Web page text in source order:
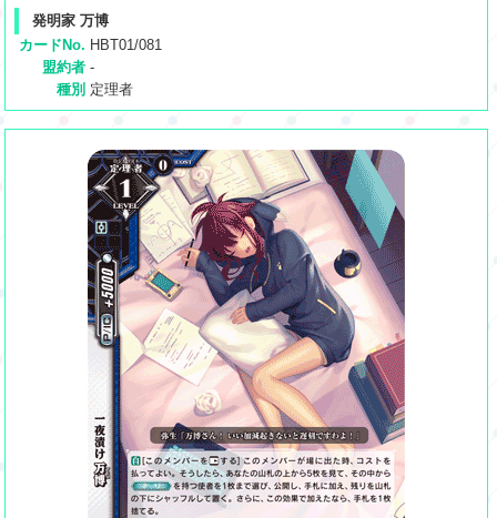
発明家 万博
カードNo. HBT01/081
盟約者 -
種別 定理者